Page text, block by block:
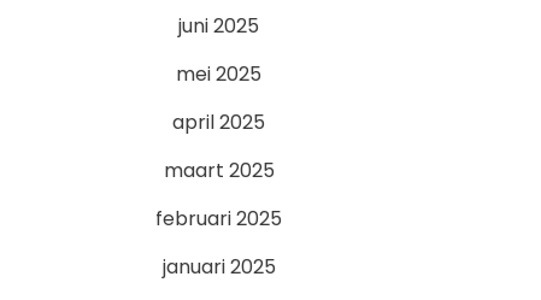
juni 2025
mei 2025
april 2025
maart 2025
februari 2025
januari 2025